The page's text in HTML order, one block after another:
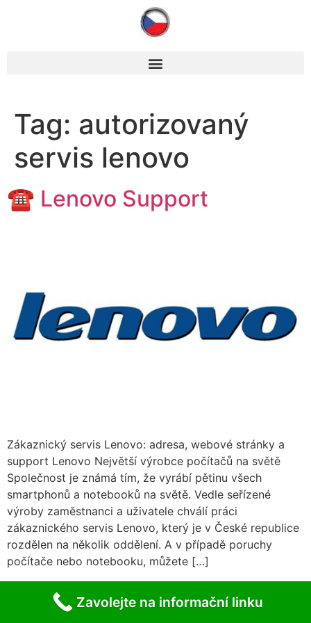
Tag: autorizovaný
servis lenovo
☎ Lenovo Support
Zákaznický servis Lenovo: adresa, webové stránky a
support Lenovo Největší výrobce počítačů na světě
Společnost je známá tím, že vyrábí pětinu všech
smartphonů a notebooků na světě. Vedle seřízené
výroby zaměstnanci a uživatele chválí práci
zákaznického servis Lenovo, který je v České republice
rozdělen na několik oddělení. A v případě poruchy
počítače nebo notebooku, můžete […]
Zavolejte na informační linku